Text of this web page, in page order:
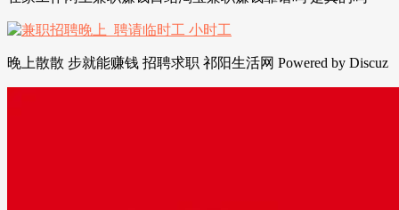
晚上散散 步就能赚钱 招聘求职 祁阳生活网 Powered by Discuz